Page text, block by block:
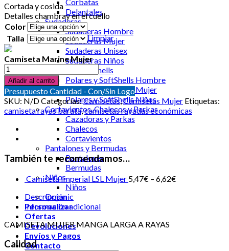
Corbatas
Delantales
Sudaderas
Sudaderas Hombre
Sudaderas Mujer
Sudaderas Unisex
Sudaderas Niños
Polares y SoftShells
Polares y SoftShells Hombre
Polares y SoftShells Mujer
Polares y SoftShells Niños
Cortavientos, Chalecos y Parkas
Cazadoras y Parkas
Chalecos
Cortavientos
Pantalones y Bermudas
Pantalones
Bermudas
Niños
Niños
Organic
Personalizar
Ofertas
Devoluciones
Envíos y Pagos
Contacto
Cortada y cosida
Detalles chambray en el cuello
Color
Talla
Limpiar
Camiseta Marine Mujer
Camiseta
Marine
Mujer
cantidad
Añadir al carrito
Presupuesto Cantidad - Con/Sin Logo
SKU: N/DCategorías:Camisetas,Camisetas Mujer Etiquetas:
camiseta rayas barata,camisetas rayadas económicas
También te recomendamos…
Camiseta Imperial LSL Mujer 5,47€ – 6,62€
Descripción
Información adicional
CAMISETA MUJER MANGA LARGA A RAYAS
Calidad